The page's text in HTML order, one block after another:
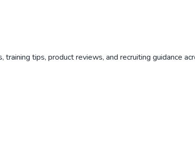
tips, product reviews, and recruiting guidance